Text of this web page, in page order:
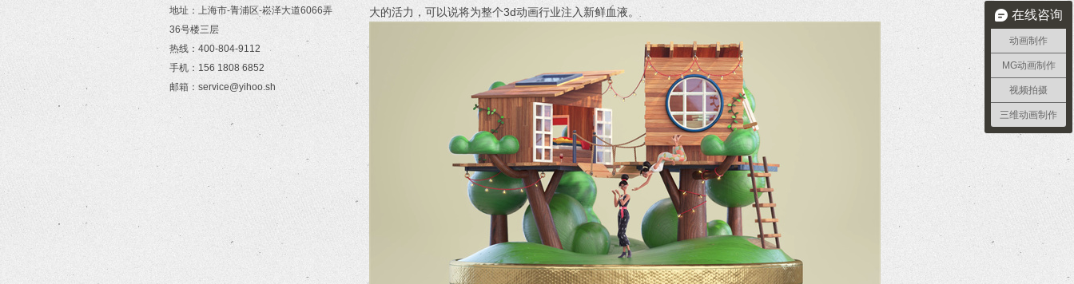
地址：上海市-青浦区-崧泽大道6066弄
36号楼三层
热线：400-804-9112
手机：156 1808 6852
邮箱：service@yihoo.sh
大的活力，可以说将为整个3d动画行业注入新鲜血液。
在线咨询
动画制作
MG动画制作
视频拍摄
三维动画制作